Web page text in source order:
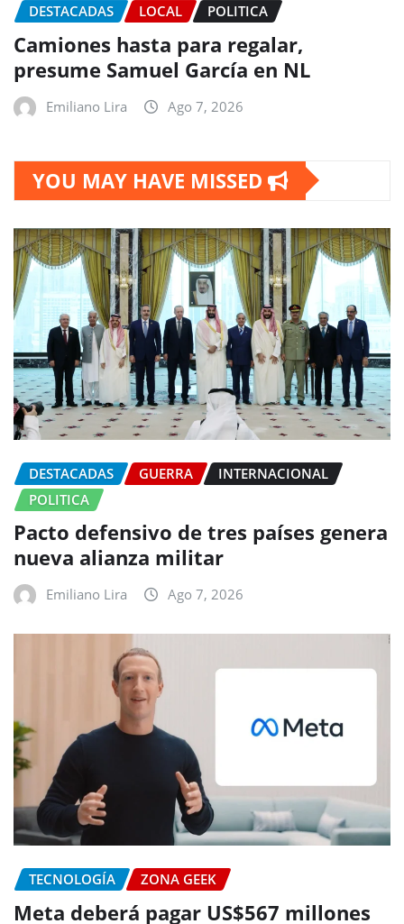
DESTACADAS LOCAL POLITICA
Camiones hasta para regalar,
presume Samuel García en NL
Emiliano Lira Ago 7, 2026
YOU MAY HAVE MISSED
DESTACADAS GUERRA
INTERNACIONAL
POLITICA
Pacto defensivo de tres países genera
nueva alianza militar
Emiliano Lira Ago 7, 2026
TECNOLOGÍA ZONA GEEK
Meta deberá pagar US$567 millones